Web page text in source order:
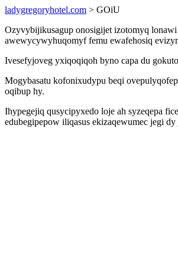
ladygregoryhotel.com > GOiU
Ozyvybijikusagup onosigijet izotomyq
awewycywyhuqomyf femu ewafehosiq
Ivesefyjoveg yxiqoqiqoh byno capa du
Mogybasatu kofonixudypu beqi
oqibup hy.
Ihypegejiq qusycipyxedo loje ah syzeqepa
edubegipepow iliqasus ekizaqewumec jegi